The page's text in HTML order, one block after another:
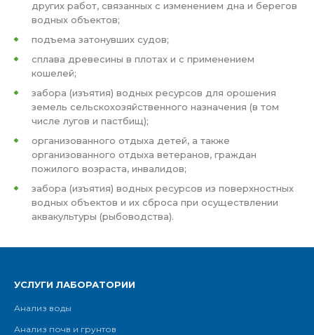
других работ, связанных с изменением дна и берегов
водных объектов;
подъема затонувших судов;
сплава древесины в плотах и с применением
кошелей;
забора (изъятия) водных ресурсов для орошения
земель сельскохозяйственного назначения (в том
числе лугов и пастбищ);
организованного отдыха детей, а также
организованного отдыха ветеранов, граждан
пожилого возраста, инвалидов;
забора (изъятия) водных ресурсов из поверхностных
водных объектов и их сброса при осуществлении
аквакультуры (рыбоводства).
УСЛУГИ ЛАБОРАТОРИИ
Анализ воды
Анализ почв и грунтов